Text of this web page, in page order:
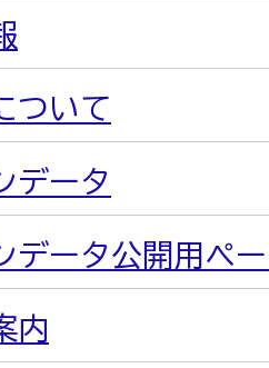
ついて
データ
データ公開用ペ
内